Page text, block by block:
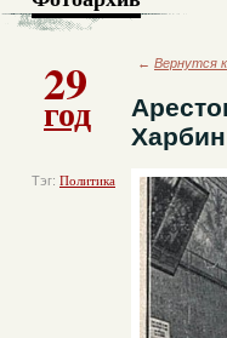
29
год
Тэг: Политика
← Вернутся
Харбин